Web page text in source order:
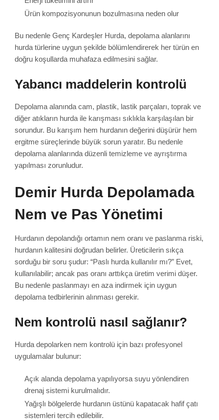
Ürün kompozisyonunun bozulmasına neden olur
Bu nedenle Genç Kardeşler Hurda, depolama alanlarını
hurda türlerine uygun şekilde bölümlendirerek her türün en
doğru koşullarda muhafaza edilmesini sağlar.
Yabancı maddelerin kontrolü
Depolama alanında cam, plastik, lastik parçaları, toprak ve
diğer atıkların hurda ile karışması sıklıkla karşılaşılan bir
sorundur. Bu karışım hem hurdanın değerini düşürür hem
ergitme süreçlerinde büyük sorun yaratır. Bu nedenle
depolama alanlarında düzenli temizleme ve ayrıştırma
yapılması zorunludur.
Demir Hurda Depolamada
Nem ve Pas Yönetimi
Hurdanın depolandığı ortamın nem oranı ve paslanma riski,
hurdanın kalitesini doğrudan belirler. Üreticilerin sıkça
sorduğu bir soru şudur: “Paslı hurda kullanılır mı?” Evet,
kullanılabilir; ancak pas oranı arttıkça üretim verimi düşer.
Bu nedenle paslanmayı en aza indirmek için uygun
depolama tedbirlerinin alınması gerekir.
Nem kontrolü nasıl sağlanır?
Hurda depolarken nem kontrolü için bazı profesyonel
uygulamalar bulunur:
Açık alanda depolama yapılıyorsa suyu yönlendiren
drenaj sistemi kurulmalıdır.
Yağışlı bölgelerde hurdanın üstünü kapatacak hafif çatı
sistemleri tercih edilebilir.